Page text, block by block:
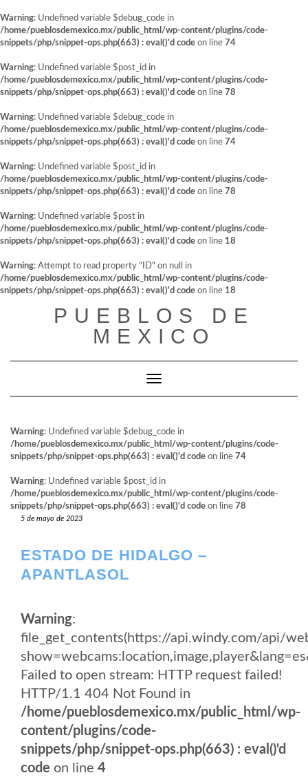
Warning: Undefined variable $debug_code in
/home/pueblosdemexico.mx/public_html/wp-content/plugins/code-
snippets/php/snippet-ops.php(663) : eval()'d code on line 74
Warning: Undefined variable $post_id in
/home/pueblosdemexico.mx/public_html/wp-content/plugins/code-
snippets/php/snippet-ops.php(663) : eval()'d code on line 78
Warning: Undefined variable $debug_code in
/home/pueblosdemexico.mx/public_html/wp-content/plugins/code-
snippets/php/snippet-ops.php(663) : eval()'d code on line 74
Warning: Undefined variable $post_id in
/home/pueblosdemexico.mx/public_html/wp-content/plugins/code-
snippets/php/snippet-ops.php(663) : eval()'d code on line 78
Warning: Undefined variable $post in
/home/pueblosdemexico.mx/public_html/wp-content/plugins/code-
snippets/php/snippet-ops.php(663) : eval()'d code on line 18
Warning: Attempt to read property "ID" on null in
/home/pueblosdemexico.mx/public_html/wp-content/plugins/code-
snippets/php/snippet-ops.php(663) : eval()'d code on line 18
PUEBLOS DE
MEXICO
Cambiar modo de navegación
Warning: Undefined variable $debug_code in
/home/pueblosdemexico.mx/public_html/wp-content/plugins/code-
snippets/php/snippet-ops.php(663) : eval()'d code on line 74
Warning: Undefined variable $post_id in
/home/pueblosdemexico.mx/public_html/wp-content/plugins/code-
snippets/php/snippet-ops.php(663) : eval()'d code on line 78
5 de mayo de 2023
ESTADO DE HIDALGO –
APANTLASOL
Warning:
file_get_contents(https://api.windy.com/api/
Failed to open stream: HTTP request failed!
HTTP/1.1 404 Not Found in
/home/pueblosdemexico.mx/public_html/wp-
content/plugins/code-
snippets/php/snippet-ops.php(663) : eval()'d
code on line 4